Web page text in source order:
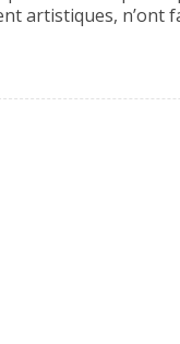
artistiques, n’ont